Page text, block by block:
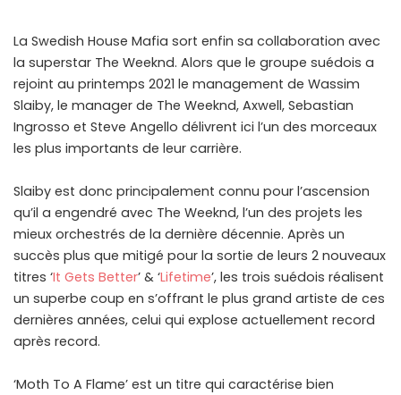
La Swedish House Mafia sort enfin sa collaboration avec
la superstar The Weeknd. Alors que le groupe suédois a
rejoint au printemps 2021 le management de Wassim
Slaiby, le manager de The Weeknd, Axwell, Sebastian
Ingrosso et Steve Angello délivrent ici l’un des morceaux
les plus importants de leur carrière.
Slaiby est donc principalement connu pour l’ascension
qu’il a engendré avec The Weeknd, l’un des projets les
mieux orchestrés de la dernière décennie. Après un
succès plus que mitigé pour la sortie de leurs 2 nouveaux
titres ‘It Gets Better’ & ‘Lifetime’, les trois suédois réalisent
un superbe coup en s’offrant le plus grand artiste de ces
dernières années, celui qui explose actuellement record
après record.
‘Moth To A Flame’ est un titre qui caractérise bien